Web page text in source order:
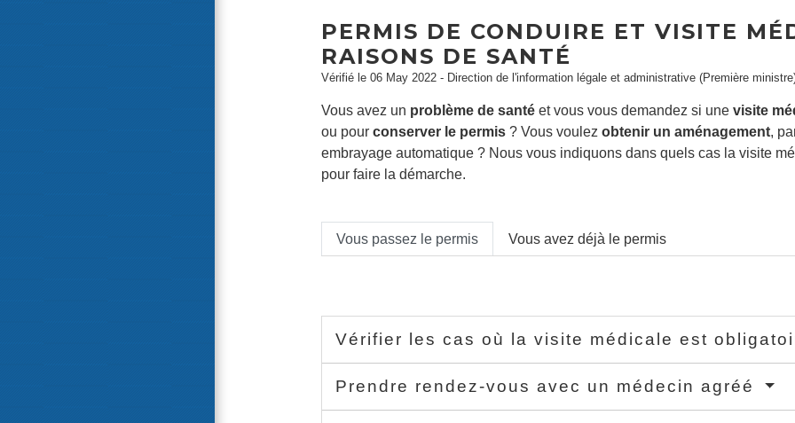
PERMIS DE CONDUIRE ET VISITE
RAISONS DE SANTÉ
Vérifié le 06 May 2022 - Direction de l'information légale et administrative (Première
Vous avez un problème de santéet vous vous demandez si une visite
ou pour conserverle permis? Vous voulez obtenir un aménagement,
embrayage automatique ? Nous vous indiquons dans quels cas la visite
pour faire la démarche.
Vous passez le permis Vous avez déjà le permis
Vérifier les cas où la visite médicale est
Prendre rendez-vous avec un médecin agréé